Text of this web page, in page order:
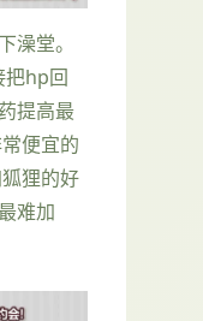
澡堂。
把hp回
提高最
便宜的
狸的好
难加